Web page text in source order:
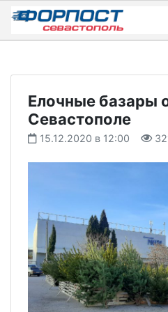
Skip
content
Елочные базары
Севастополе
15.12.2020 в 12:00